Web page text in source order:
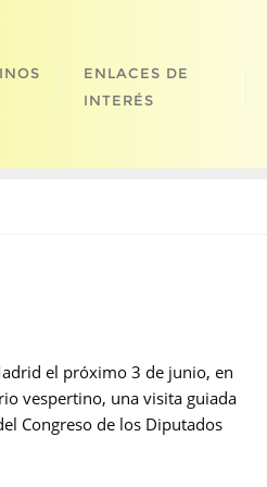
ENLACES DE
INTERÉS
el próximo 3 de junio, en
vespertino, una visita guiada
Congreso de los Diputados